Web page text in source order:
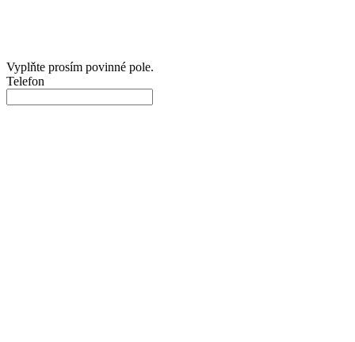
Vyplňte prosím povinné pole.
Telefon